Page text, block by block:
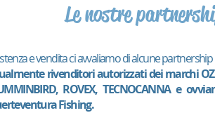
Le nostre
e vendita ci avvaliamo di alcune
rivenditori autorizzati dei marchi
ROVEX, TECNOCANNA e
Fishing.